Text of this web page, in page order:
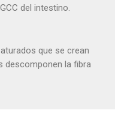
del intestino.
que se crean
descomponen la fibra